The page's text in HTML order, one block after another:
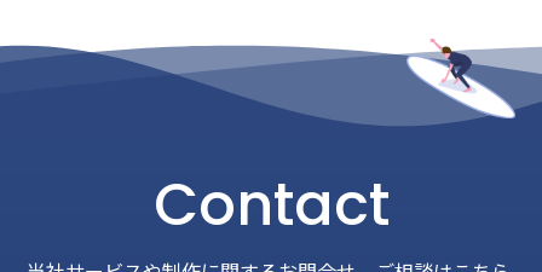
Contact